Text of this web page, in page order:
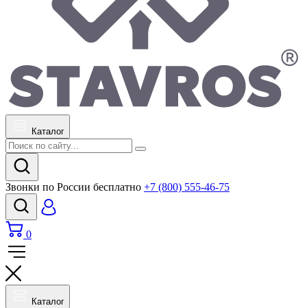
Каталог
Звонки по России бесплатно +7 (800) 555-46-75
0
Каталог